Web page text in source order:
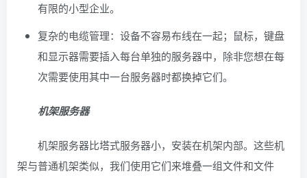
有限的小型企业。
复杂的电缆管理：设备不容易布线在一起；鼠标，键盘
和显示器需要插入每台单独的服务器中，除非您想在每
次需要使用其中一台服务器时都换掉它们。
机架服务器
机架服务器比塔式服务器小，安装在机架内部。这些机
架与普通机架类似，我们使用它们来堆叠一组文件和文件